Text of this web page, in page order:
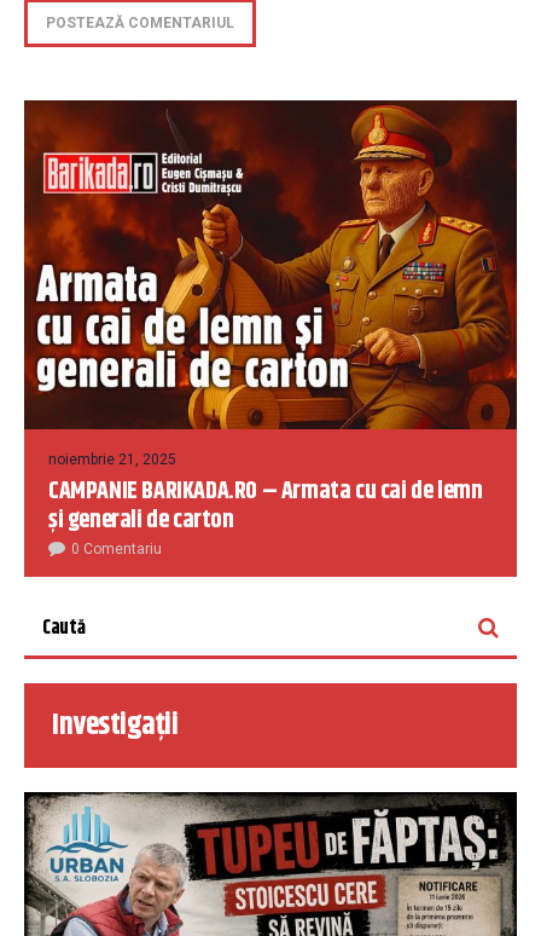
noiembrie 21, 2025
CAMPANIE BARIKADA.RO – Armata cu cai de lemn
și generali de carton
0 Comentariu
Investigații